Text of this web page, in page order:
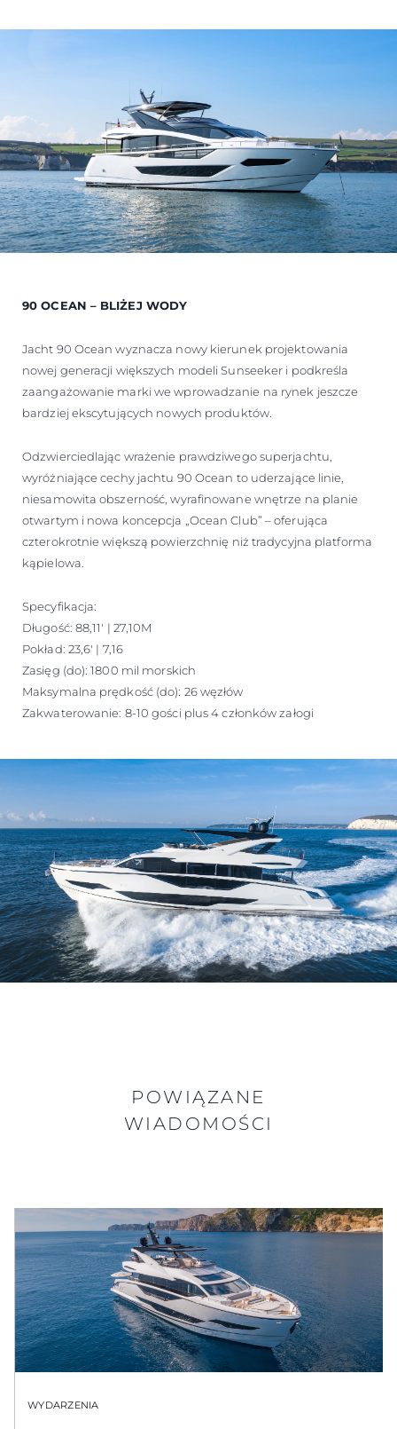
90 OCEAN – BLIŻEJ WODY
Jacht 90 Ocean wyznacza nowy kierunek projektowania
nowej generacji większych modeli Sunseeker i podkreśla
zaangażowanie marki we wprowadzanie na rynek jeszcze
bardziej ekscytujących nowych produktów.
Odzwierciedlając wrażenie prawdziwego superjachtu,
wyróżniające cechy jachtu 90 Ocean to uderzające linie,
niesamowita obszerność, wyrafinowane wnętrze na planie
otwartym i nowa koncepcja „Ocean Club” – oferująca
czterokrotnie większą powierzchnię niż tradycyjna platforma
kąpielowa.
Specyfikacja:
Długość: 88,11' | 27,10M
Pokład: 23,6' | 7,16
Zasięg (do): 1800 mil morskich
Maksymalna prędkość (do): 26 węzłów
Zakwaterowanie: 8-10 gości plus 4 członków załogi
POWIĄZANE
WIADOMOŚCI
WYDARZENIA